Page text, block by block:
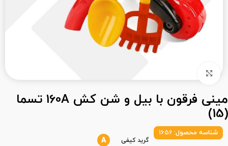
مینی فرقون با بیل و شن کش 160A تسما
(15)
شناسه محصول: 1656
گرید کیفی A